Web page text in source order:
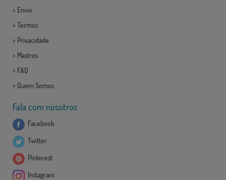
> Envio
> Termos
> Privacidade
> Mastros
> FAQ
> Quem Somos
Fala com nosotros
Facebook
Twitter
Pinterest
Instagram